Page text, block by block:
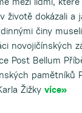
životě dokázali a
činy
novojičínských
Post Bellum
pamětníků
Žižky více»